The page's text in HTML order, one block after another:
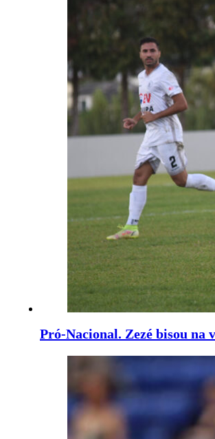
Pró-Nacional. Zezé bisou na